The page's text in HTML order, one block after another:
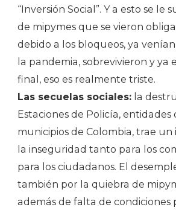
“Inversión Social”. Y a esto se le
de mipymes que se vieron
debido a los bloqueos, ya
la pandemia, sobrevivieron y ya
final, eso es realmente triste.
Las secuelas sociales: la
Estaciones de Policía, entidades
municipios de Colombia, trae
la inseguridad tanto para los
para los ciudadanos. El
también por la quiebra de
además de falta de condiciones